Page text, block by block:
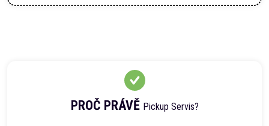
PROČ PRÁVĚ Pickup Servis?